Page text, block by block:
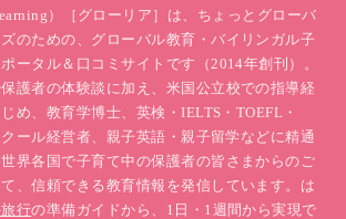
。
にギリシャからスウェーデンに住む
た子もおり、
アクティビティの場で
と英語が自然に入り混じる国際的な
）［グローリア］は、ちょっとグローバ
のための、グローバル教育・バイリンガル子
ータル＆口コミサイトです（2014年創刊）。
護者の体験談に加え、米国公立校での指導経
め、教育学博士、英検・IELTS・TOEFL・
ール経営者、親子英語・親子留学などに精通
界各国で子育て中の保護者の皆さまからのご
、信頼できる教育情報を発信しています。は
行の準備ガイドから、1日・1週間から実現で